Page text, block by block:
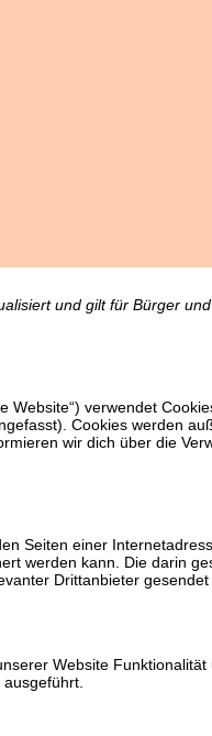
und gilt für Bürger
Website“) verwendet
Cookies werden
wir dich über die
Seiten einer
werden kann. Die darin
Drittanbieter gesendet
Website Funktionalität